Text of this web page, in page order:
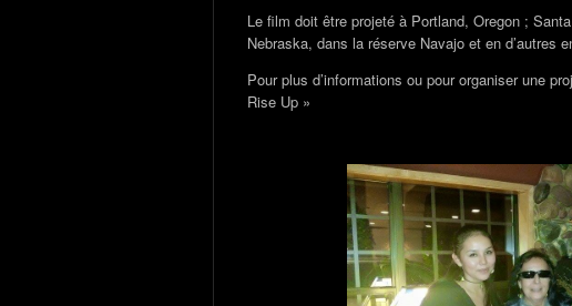
Le film doit être projeté à Portland, Oregon ;
Nebraska, dans la réserve Navajo et en d’autres
Pour plus d’informations ou pour organiser une
Rise Up »